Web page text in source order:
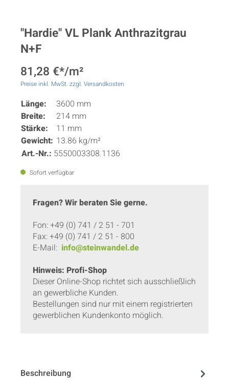
"Hardie" VL Plank Anthrazitgrau
N+F
81,28 €*/m²
Preise inkl. MwSt. zzgl. Versandkosten
Länge:
3600 mm
Breite:
214 mm
Stärke:
11 mm
Gewicht: 13.86 kg/m²
Art.-Nr.: 5550003308.1136
Sofort verfügbar
Fragen? Wir beraten Sie gerne.
Fon: +49 (0) 741 / 2 51 - 701
Fax: +49 (0) 741 / 2 51 - 800
E-Mail: info@steinwandel.de
Hinweis: Profi-Shop
Dieser Online-Shop richtet sich ausschließlich
an gewerbliche Kunden.
Bestellungen sind nur mit einem registrierten
gewerblichen Kundenkonto möglich.
Beschreibung